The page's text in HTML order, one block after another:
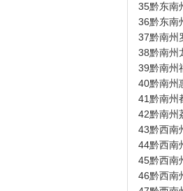
35黔东南
36黔东南
37黔南州
38黔南州
39黔南州
40黔南州
41黔南州
42黔南州
43黔西南
44黔西南
45黔西南
46黔西南